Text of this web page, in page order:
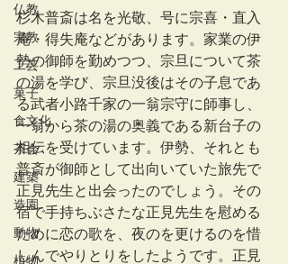
仏教
宗教
工芸
菓子
食文化
茶会
建築
造園
動物
植物
杉木普斎は名を光敬、号に宗喜・直入
庵・得失庵などがあります。家業の伊
勢の御師を勤めつつ、宗旦について茶
の湯を学び、宗旦没後はその子息であ
る武者小路千家の一翁宗守に師事し、
一翁から茶の湯の奥義である新台子の
相伝を受けています。伊勢、それとも
普斎が御師として出向いていた旅先で
正見先生と出会ったのでしょう。その
宿で手持ちぶさたな正見先生を慰める
ために恋の歌を、夜のを更けるのを惜
しんでやりとりをしたようです。正見